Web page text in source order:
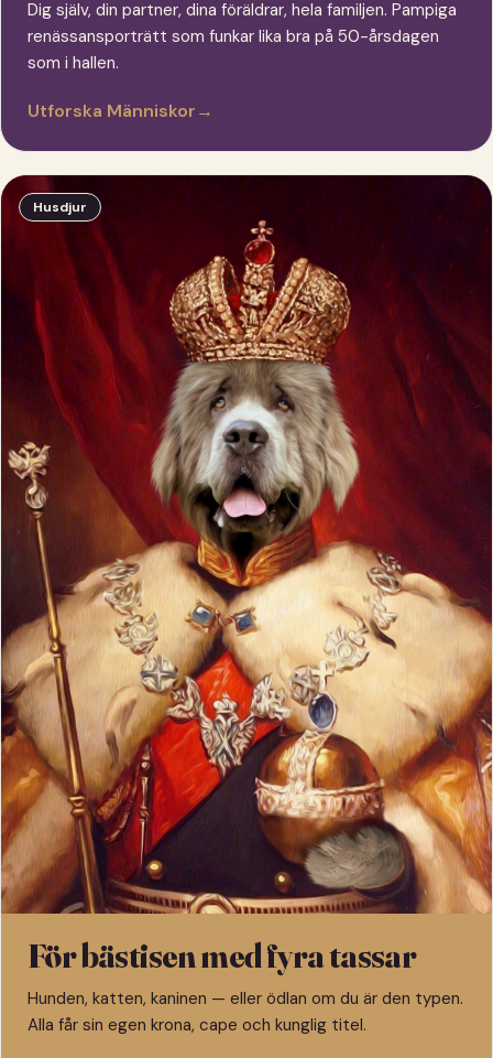
Dig själv, din partner, dina föräldrar, hela familjen. Pampiga
renässansporträtt som funkar lika bra på 50-årsdagen
som i hallen.
Utforska Människor→
Husdjur
För bästisen med fyra tassar
Hunden, katten, kaninen — eller ödlan om du är den typen.
Alla får sin egen krona, cape och kunglig titel.